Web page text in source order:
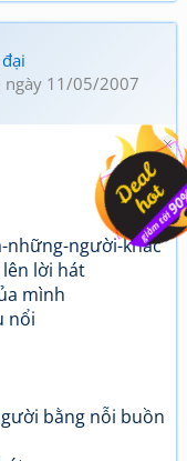
ngày 11/05/2007
những-người-khác
lời hát
mình
nổi
bằng nỗi buồn